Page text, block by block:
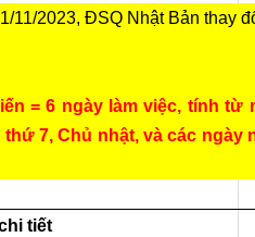
11/2023, ĐSQ Nhật Bản thay
= 6 ngày làm việc, tính từ
7, Chủ nhật, và các ngày
tiết